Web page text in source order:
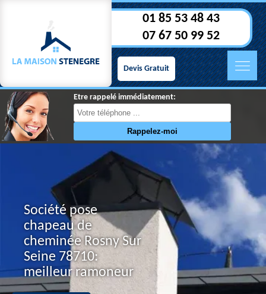
01 85 53 48 43
07 67 50 99 52
Devis Gratuit
Etre rappelé immédiatement:
Société pose
chapeau de
cheminée Rosny Sur
Seine 78710:
meilleur ramoneur